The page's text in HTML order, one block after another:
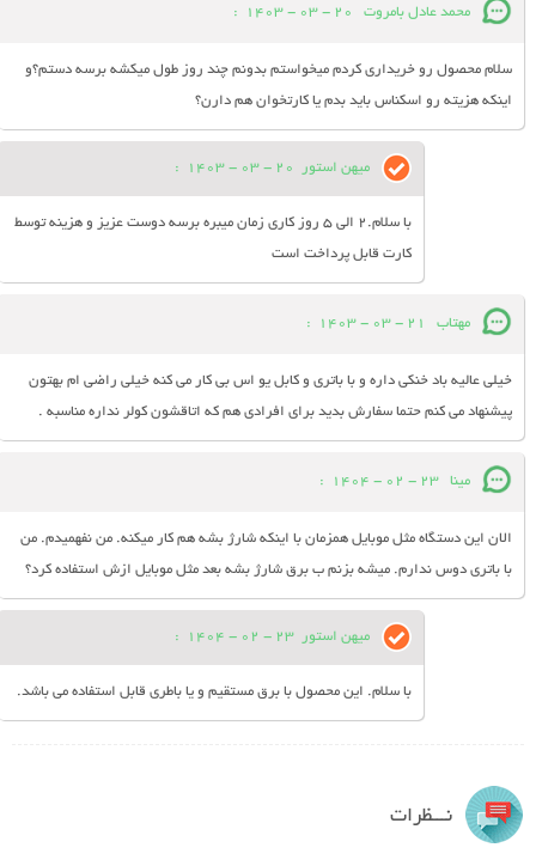
محمد عادل بامروت 20 - 03 - 1403
:
سلام محصول رو خریداری کردم میخواستم بدونم چند روز طول میکشه برسه دستم؟و
اینکه هزیته رو اسکناس باید بدم یا کارتخوان هم دارن؟
میهن استور 20 - 03 - 1403
:
با سلام.2 الی 5 روز کاری زمان میبره برسه دوست عزیز و هزینه توسط
کارت قابل پرداخت است
مهتاب 21 - 03 - 1403
:
خیلی عالیه باد خنکی داره و با باتری و کابل یو اس بی کار می کنه خیلی راضی ام بهتون
پیشنهاد می کنم حتما سفارش بدید برای افرادی هم که اتاقشون کولر نداره مناسبه .
مینا 23 - 02 - 1404
:
الان این دستگاه مثل موبایل همزمان با اینکه شارژ بشه هم کار میکنه. من نفهمیدم. من
با باتری دوس ندارم. میشه بزنم ب برق شارژ بشه بعد مثل موبایل ازش استفاده کرد؟
میهن استور 23 - 02 - 1404
:
با سلام. این محصول با برق مستقیم و یا باطری قابل استفاده می باشد.
نـــظرات